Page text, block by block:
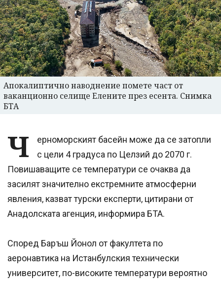
Апокалиптично наводнение помете част от
ваканционно селище Елените през есента. Снимка
БТА
Ч
ерноморският басейн може да се затопли
с цели 4 градуса по Целзий до 2070 г.
Повишаващите се температури се очаква да
засилят значително екстремните атмосферни
явления, казват турски експерти, цитирани от
Анадолската агенция, информира БТА.
Според Баръш Йонол от факултета по
аеронавтика на Истанбулския технически
университет, по-високите температури вероятно